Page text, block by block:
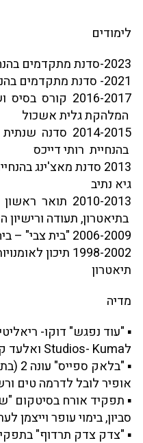
לימודים
2023-סדנת מתקדמים בהנחיית המלהקת הילה יובל
2021- סדנת מתקדמים בהנחיית המלהקת אסתר קלינג
2016-2017
המלהקת גלית אשכול
2014-2015
בהנחיית רותי דייכס
2013 סדנת מאצ'ינג
גיא נתיב
בתיאטרון, תעודה
2006-2009 "בית צבי" – ביה"ס הגבוה לאומנויות הבמה בר"ג
1998-2002
תיאטרון
מדיה
▪ "עוד נפגש" דוקו-
לStudios- Kuma ואלעד קופרמן לכאן 11
▪
אופיר לובל לדרמה טים
▪ תפקיד אורח בסיטקום
סביון, בימוי עופר וייצמן
▪ "צדק צדק תרדוף"